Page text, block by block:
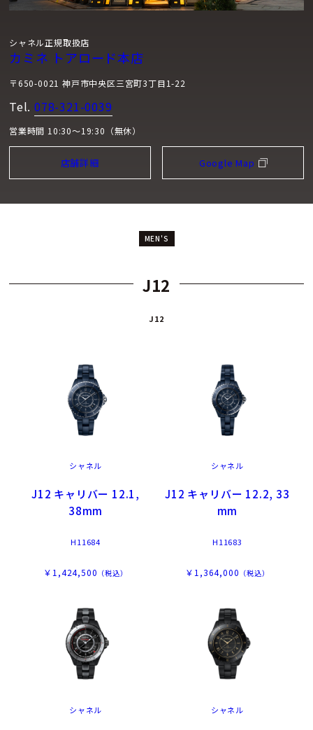
シャネル正規取扱店
カミネ トアロード本店
〒650-0021 神戸市中央区三宮町3丁目1-22
Tel. 078-321-0039
営業時間 10:30～19:30（無休）
店舗詳細 Google Map
MEN'S
J12
J12
シャネル
J12 キャリバー 12.1,
38mm
H11684
￥1,424,500 （税込）
シャネル
J12 キャリバー 12.2, 33
mm
H11683
￥1,364,000 （税込）
シャネル シャネル